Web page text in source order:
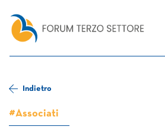
Indietro
#Associati